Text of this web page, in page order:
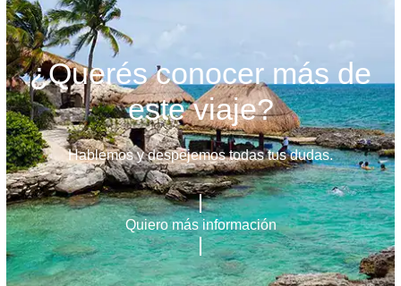
¿Querés conocer más de
este viaje?
Hablemos y despejemos todas tus dudas.
Quiero más información